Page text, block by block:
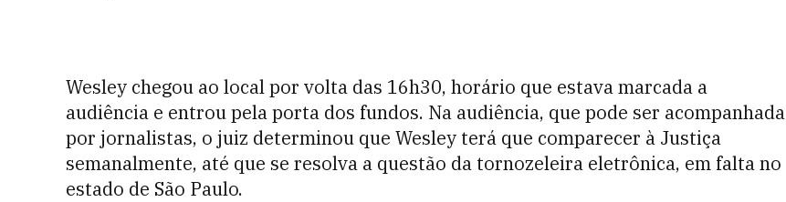
Wesley chegou ao local por volta das 16h30, horário que estava marcada a
audiência e entrou pela porta dos fundos. Na audiência, que pode ser acompanhada
por jornalistas, o juiz determinou que Wesley terá que comparecer à Justiça
semanalmente, até que se resolva a questão da tornozeleira eletrônica, em falta no
estado de São Paulo.